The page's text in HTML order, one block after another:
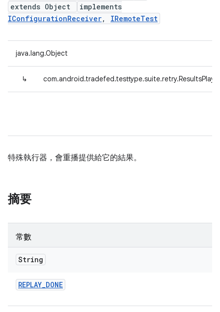
extends Object
implements
IConfigurationReceiver, IRemoteTest
java.lang.Object
↳
特殊執行器，會重播提供給它的結果。
摘要
常數
String
REPLAY_DONE